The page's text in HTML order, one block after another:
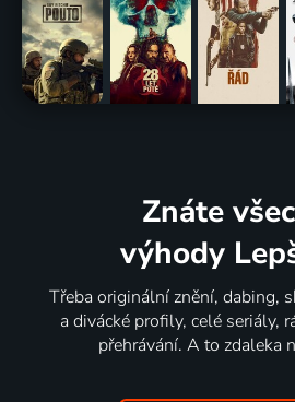
Znáte
výhody
Třeba originální znění, dabing,
a divácké profily, celé seriály,
přehrávání. A to zdaleka